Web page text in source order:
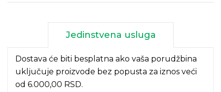
Jedinstvena usluga
Dostava će biti besplatna ako vaša porudžbina
uključuje proizvode bez popusta za iznos veći
od 6.000,00 RSD.